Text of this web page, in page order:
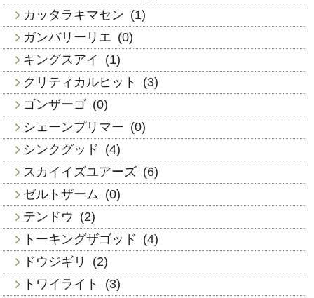
カッタラキマセン (1)
ガンバリーリエ (0)
キングスアイ
(1)
クリティカルヒット
(3)
ゴンザーゴ (0)
シェーンプリマー (0)
シンクグッド (4)
スカイイズユアーズ (6)
ゼルトザーム (0)
テンドウ (2)
トーキングザゴッド (4)
ドウジギリ
(2)
トワイライト
(3)